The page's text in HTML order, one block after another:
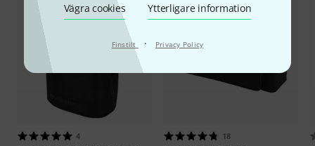
Vägra cookies Ytterligare information
Finstilt · Privacy Policy
4 18